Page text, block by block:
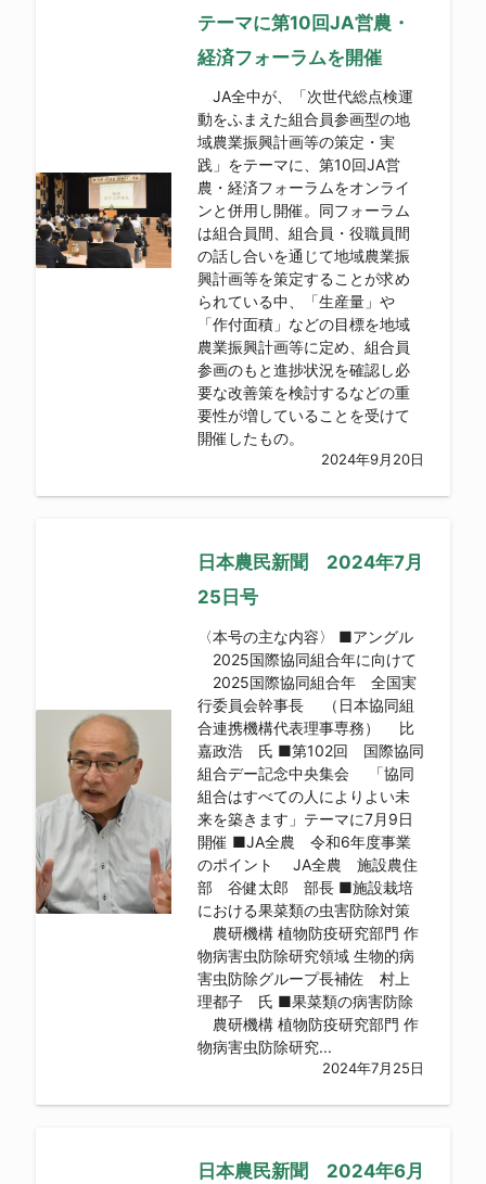
テーマに第10回JA営農・
経済フォーラムを開催
JA全中が、「次世代総点検運
動をふまえた組合員参画型の地
域農業振興計画等の策定・実
践」をテーマに、第10回JA営
農・経済フォーラムをオンライ
ンと併用し開催。同フォーラム
は組合員間、組合員・役職員間
の話し合いを通じて地域農業振
興計画等を策定することが求め
られている中、「生産量」や
「作付面積」などの目標を地域
農業振興計画等に定め、組合員
参画のもと進捗状況を確認し必
要な改善策を検討するなどの重
要性が増していることを受けて
開催したもの。
2024年9月20日
日本農民新聞 2024年7月
25日号
〈本号の主な内容〉 ■アングル
2025国際協同組合年に向けて
2025国際協同組合年 全国実
行委員会幹事長 （日本協同組
合連携機構代表理事専務） 比
嘉政浩 氏 ■第102回 国際協同
組合デー記念中央集会 「協同
組合はすべての人によりよい未
来を築きます」テーマに7月9日
開催 ■JA全農 令和6年度事業
のポイント JA全農 施設農住
部 谷健太郎 部長 ■施設栽培
における果菜類の虫害防除対策
農研機構 植物防疫研究部門 作
物病害虫防除研究領域 生物的病
害虫防除グループ長補佐 村上
理都子 氏 ■果菜類の病害防除
農研機構 植物防疫研究部門 作
物病害虫防除研究...
2024年7月25日
日本農民新聞 2024年6月